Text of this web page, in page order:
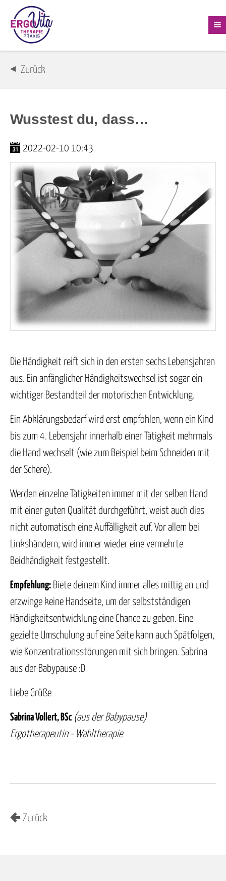
Zurück
Wusstest du, dass…
2022-02-10 10:43
Die Händigkeit reift sich in den ersten sechs Lebensjahren
aus. Ein anfänglicher Händigkeitswechsel ist sogar ein
wichtiger Bestandteil der motorischen Entwicklung.
Ein Abklärungsbedarf wird erst empfohlen, wenn ein Kind
bis zum 4. Lebensjahr innerhalb einer Tätigkeit mehrmals
die Hand wechselt (wie zum Beispiel beim Schneiden mit
der Schere).
Werden einzelne Tätigkeiten immer mit der selben Hand
mit einer guten Qualität durchgeführt, weist auch dies
nicht automatisch eine Auffälligkeit auf. Vor allem bei
Linkshändern, wird immer wieder eine vermehrte
Beidhändigkeit festgestellt.
Empfehlung: Biete deinem Kind immer alles mittig an und
erzwinge keine Handseite, um der selbstständigen
Händigkeitsentwicklung eine Chance zu geben. Eine
gezielte Umschulung auf eine Seite kann auch Spätfolgen,
wie Konzentrationsstörungen mit sich bringen. Sabrina
aus der Babypause :D
Liebe Grüße
Sabrina Vollert, BSc(aus der Babypause)
Ergotherapeutin - Wahltherapie
Zurück